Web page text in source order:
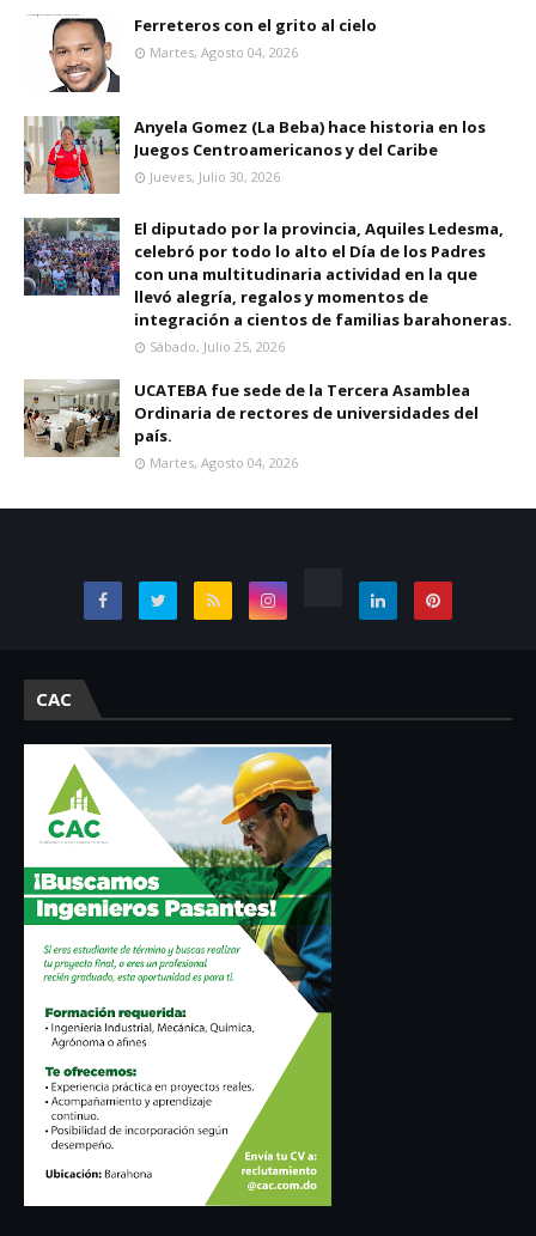
Ferreteros con el grito al cielo
Martes, Agosto 04, 2026
Anyela Gomez (La Beba) hace historia en los
Juegos Centroamericanos y del Caribe
Jueves, Julio 30, 2026
El diputado por la provincia, Aquiles Ledesma,
celebró por todo lo alto el Día de los Padres
con una multitudinaria actividad en la que
llevó alegría, regalos y momentos de
integración a cientos de familias barahoneras.
Sábado, Julio 25, 2026
UCATEBA fue sede de la Tercera Asamblea
Ordinaria de rectores de universidades del
país.
Martes, Agosto 04, 2026
CAC